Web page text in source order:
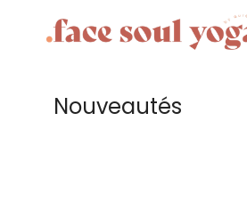
Nouveautés